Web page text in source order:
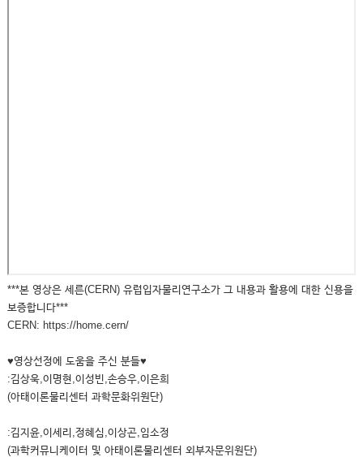
***본 영상은 세른(CERN) 유럽입자물리연구소가 그 내용과 활용에 대한 신용을
보증합니다***
CERN: https://home.cern/
♥영상선정에 도움을 주신 분들♥
:김상욱,이명현,이성빈,손승우,이은희
(아태이론물리센터 과학문화위원단)
:김지윤,이세리,정혜심,이상곤,임소정
(과학커뮤니케이터 및 아태이론물리센터 외부자문위원단)